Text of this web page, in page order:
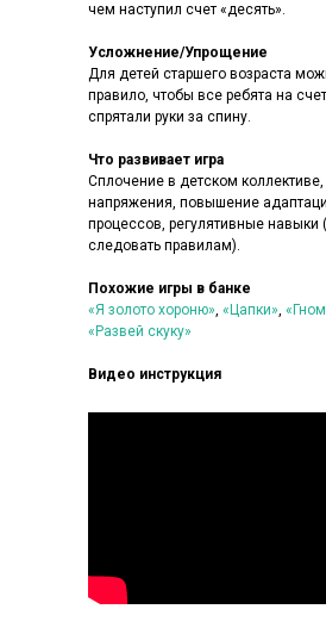
чем наступил счет «десять».
Усложнение/Упрощение
Для детей старшего возраста
правило, чтобы все ребята на
спрятали руки за спину.
Что развивает игра
Сплочение в детском
напряжения, повышение
процессов, регулятивные навыки
следовать правилам).
Похожие игры в банке
«Я золото хороню», «Цапки»,
«Развей скуку»
Видео инструкция